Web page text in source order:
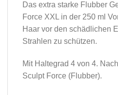
Das extra starke Flubber
Force XXL in der 250 ml
Haar vor den schädlichen
Strahlen zu schützen.
Mit Haltegrad 4 von 4.
Sculpt Force (Flubber).